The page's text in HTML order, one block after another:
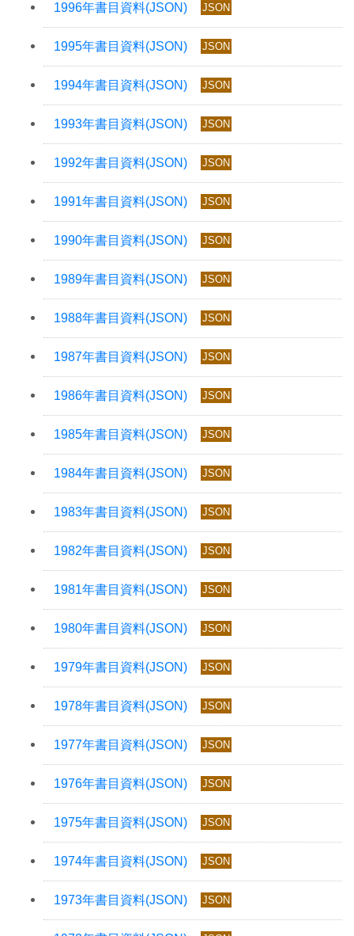
JSON
JSON
JSON
JSON
JSON
JSON
JSON
JSON
JSON
JSON
JSON
JSON
JSON
JSON
JSON
JSON
JSON
JSON
JSON
JSON
JSON
JSON
JSON
JSON